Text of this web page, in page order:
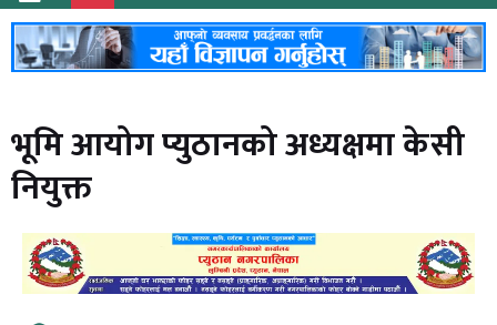
भूमि आयोग प्युठानको अध्यक्षमा केसी
नियुक्त